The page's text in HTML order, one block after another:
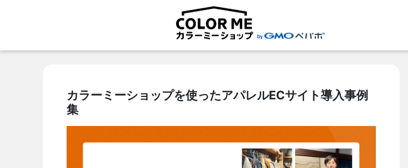
カラーミーショップを使ったアパレルECサイト導入事例
集